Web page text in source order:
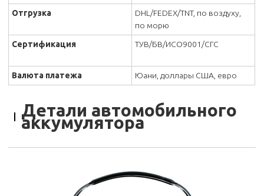
Отгрузка
DHL/FEDEX/TNT, по воздуху,
по морю
Сертификация
ТУВ/БВ/ИСО9001/СГС
Валюта платежа Юани, доллары США, евро
Детали автомобильного
аккумулятора